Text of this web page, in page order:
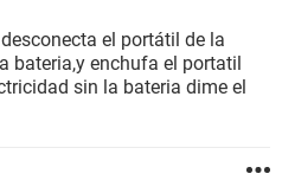
el portátil de la
bateria,y enchufa el portatil
sin la bateria dime el